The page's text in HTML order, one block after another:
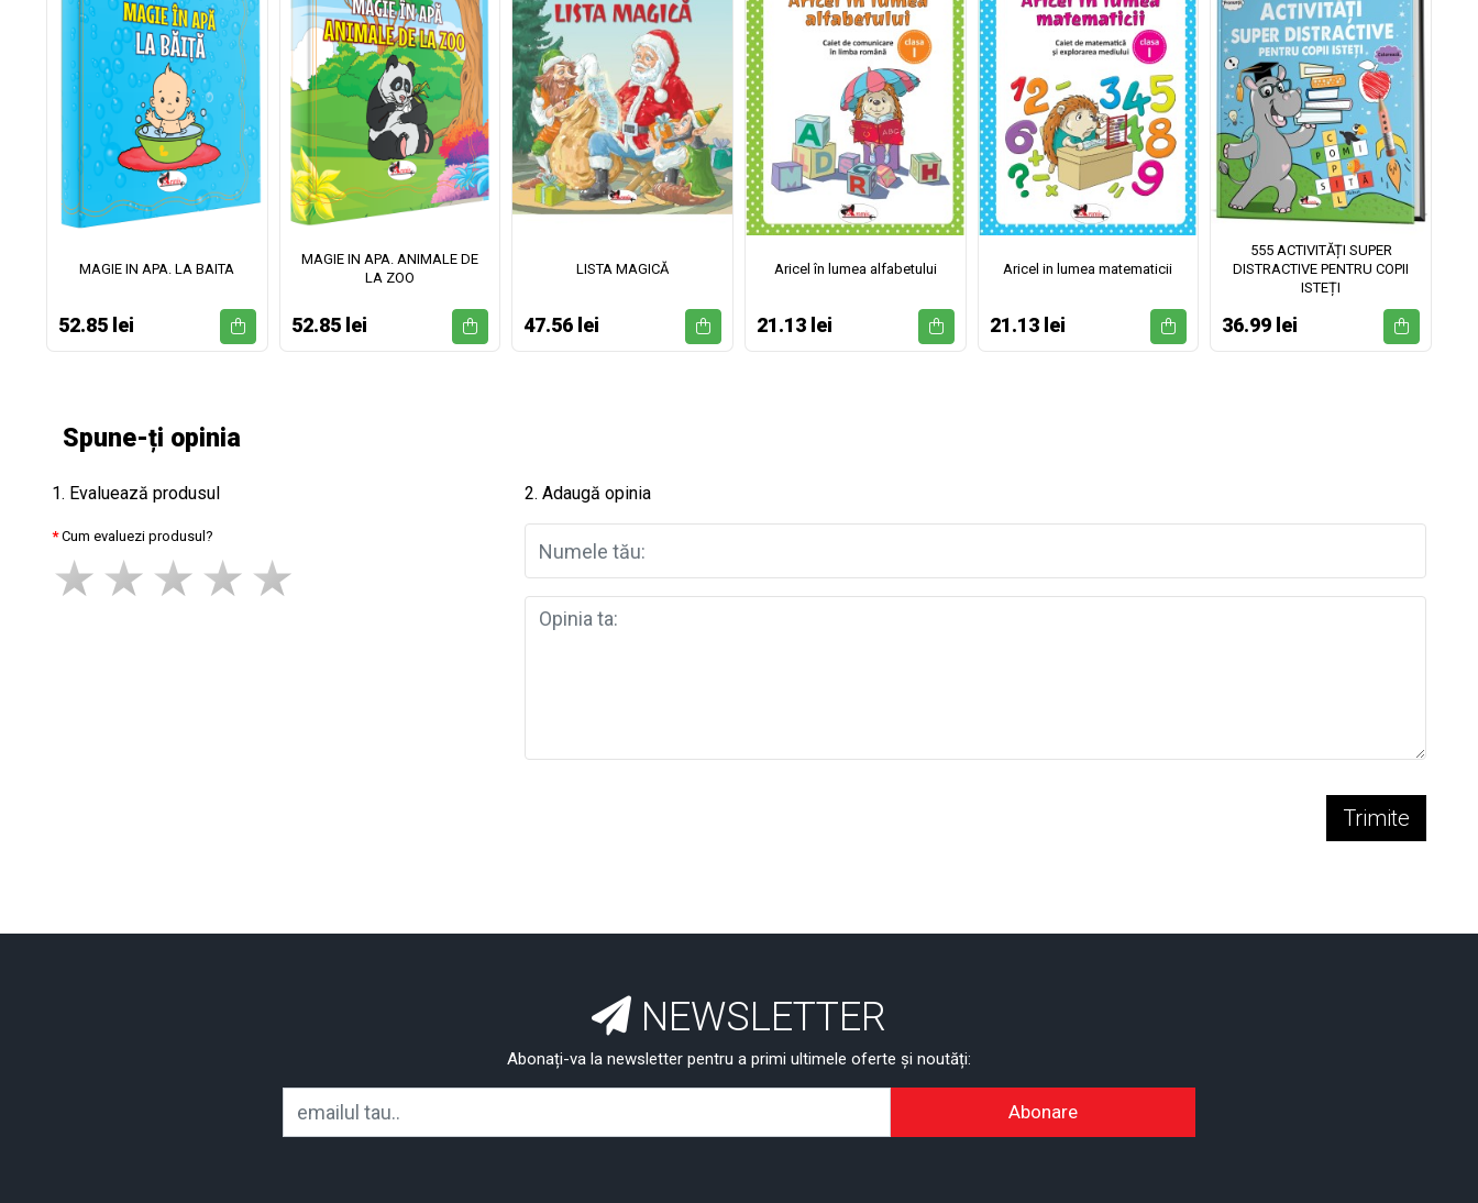
MAGIE IN APA. LA BAITA
52.85 lei
MAGIE IN APA. ANIMALE DE
LA ZOO
52.85 lei
LISTA MAGICĂ
47.56 lei
Aricel în lumea alfabetului
21.13 lei
Aricel in lumea matematicii
21.13 lei
555 ACTIVITĂȚI SUPER
DISTRACTIVE PENTRU COPII
ISTEȚI
36.99 lei
Spune-ți opinia
1. Evaluează produsul
Cum evaluezi produsul?
2. Adaugă opinia
Trimite
NEWSLETTER
Abonați-va la newsletter pentru a primi ultimele oferte și noutăți:
Abonare